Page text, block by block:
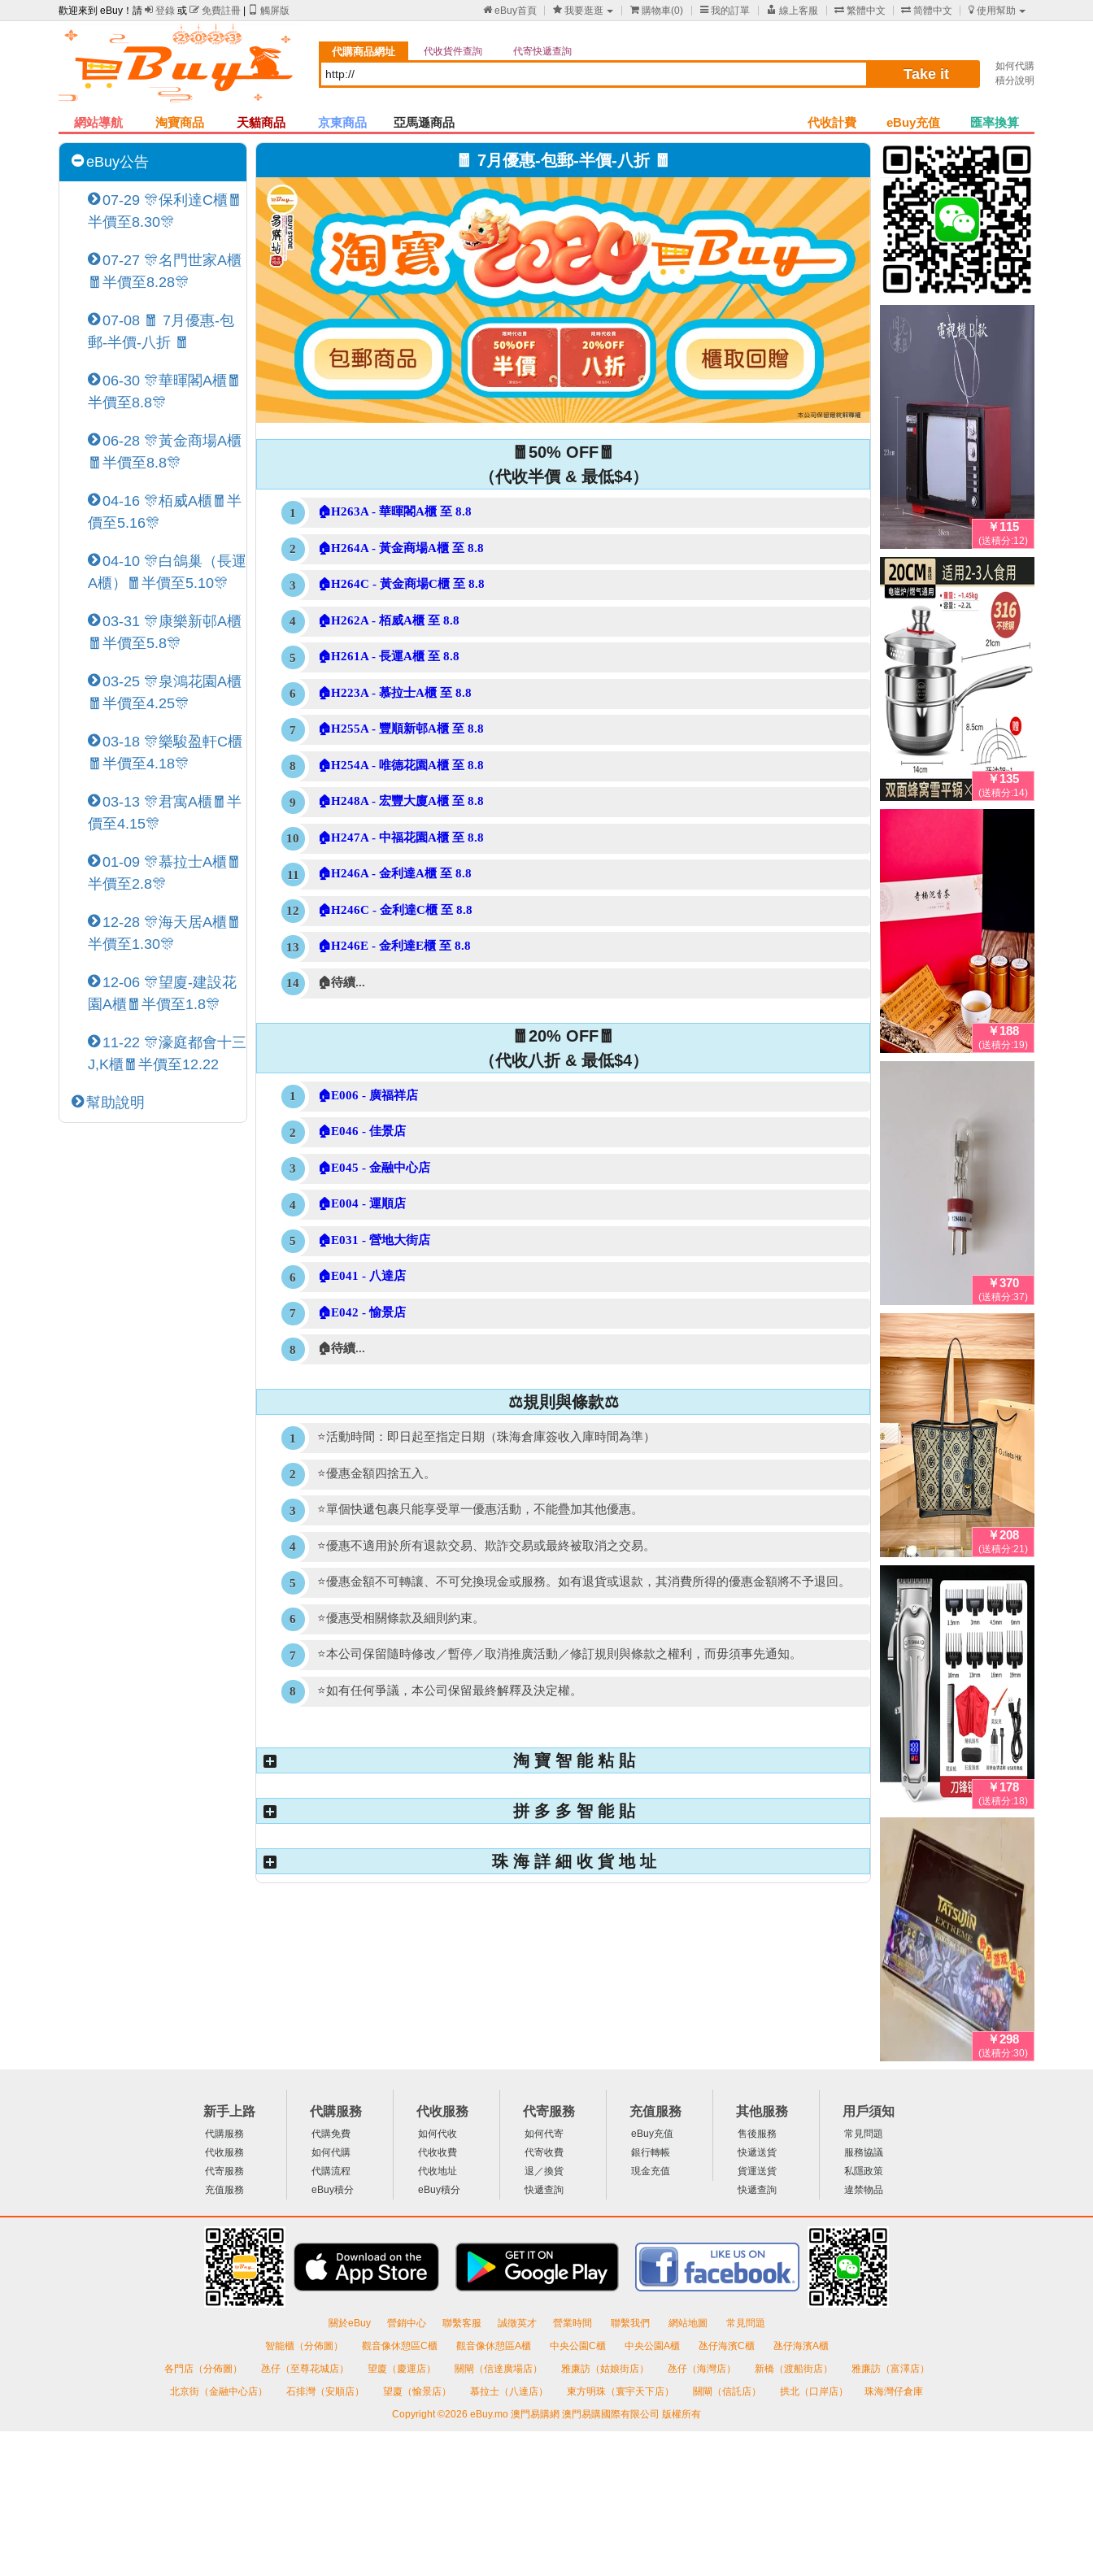
歡迎來到 eBuy！請  登錄 或  免費註冊 觸屏版 eBuy首頁  我要逛逛  購物車(0) 我的訂單  線上客服  繁體中文  简體中文  使用幫助
代購商品網址
Take it
如何代購
積分說明
代收貨件查詢 代寄快遞查詢
網站導航 淘寶商品 天貓商品 京東商品 亞馬遜商品 匯率換算
eBuy充值
代收計費
eBuy公告
07-29 🎊保利達C櫃🧧
半價至8.30🎊
07-27 🎊名門世家A櫃
🧧半價至8.28🎊
07-08 🧧 7月優惠-包
郵-半價-八折 🧧
06-30 🎊華暉閣A櫃🧧
半價至8.8🎊
06-28 🎊黃金商場A櫃
🧧半價至8.8🎊
04-16 🎊栢威A櫃🧧半
價至5.16🎊
04-10 🎊白鴿巢（長運
A櫃）🧧半價至5.10🎊
03-31 🎊康樂新邨A櫃
🧧半價至5.8🎊
03-25 🎊泉鴻花園A櫃
🧧半價至4.25🎊
03-18 🎊樂駿盈軒C櫃
🧧半價至4.18🎊
03-13 🎊君寓A櫃🧧半
價至4.15🎊
01-09 🎊慕拉士A櫃🧧
半價至2.8🎊
12-28 🎊海天居A櫃🧧
半價至1.30🎊
12-06 🎊望廈-建設花
園A櫃🧧半價至1.8🎊
11-22 🎊濠庭都會十三
J,K櫃🧧半價至12.22
幫助說明
🧧 7月優惠-包郵-半價-八折 🧧
🧧50% OFF🧧
（代收半價 & 最低$4）
🏠H263A - 華暉閣A櫃 至 8.8
🏠H264A - 黃金商場A櫃 至 8.8
🏠H264C - 黃金商場C櫃 至 8.8
🏠H262A - 栢威A櫃 至 8.8
🏠H261A - 長運A櫃 至 8.8
🏠H223A - 慕拉士A櫃 至 8.8
🏠H255A - 豐順新邨A櫃 至 8.8
🏠H254A - 唯德花園A櫃 至 8.8
🏠H248A - 宏豐大廈A櫃 至 8.8
🏠H247A - 中福花園A櫃 至 8.8
🏠H246A - 金利達A櫃 至 8.8
🏠H246C - 金利達C櫃 至 8.8
🏠H246E - 金利達E櫃 至 8.8
🏠待續...
🧧20% OFF🧧
（代收八折 & 最低$4）
🏠E006 - 廣福祥店
🏠E046 - 佳景店
🏠E045 - 金融中心店
🏠E004 - 運順店
🏠E031 - 營地大街店
🏠E041 - 八達店
🏠E042 - 愉景店
🏠待續...
⚖️規則與條款⚖️
⭐活動時間：即日起至指定日期（珠海倉庫簽收入庫時間為準）
⭐優惠金額四捨五入。
⭐單個快遞包裹只能享受單一優惠活動，不能疊加其他優惠。
⭐優惠不適用於所有退款交易、欺詐交易或最終被取消之交易。
⭐優惠金額不可轉讓、不可兌換現金或服務。如有退貨或退款，其消費所得的優惠金額將不予退回。
⭐優惠受相關條款及細則約束。
⭐本公司保留隨時修改／暫停／取消推廣活動／修訂規則與條款之權利，而毋須事先通知。
⭐如有任何爭議，本公司保留最終解釋及決定權。
淘 寶 智 能 粘 貼
拼 多 多 智 能 貼
珠 海 詳 細 收 貨 地 址
￥115
(送積分:12)
￥135
(送積分:14)
￥188
(送積分:19)
￥370
(送積分:37)
￥208
(送積分:21)
￥178
(送積分:18)
￥298
(送積分:30)
新手上路
代購服務
代收服務
代寄服務
充值服務
代購服務
代購免費
如何代購
代購流程
eBuy積分
代收服務
如何代收
代收收費
代收地址
eBuy積分
代寄服務
如何代寄
代寄收費
退／換貨
快遞查詢
充值服務
eBuy充值
銀行轉帳
現金充值
其他服務
售後服務
快遞送貨
貨運送貨
快遞查詢
用戶須知
常見問題
服務協議
私隱政策
違禁物品
關於eBuy 營銷中心 聯繫客服 誠徵英才 營業時間 聯繫我們 網站地圖
常見問題
智能櫃（分佈圖）
觀音像休憩區C櫃 觀音像休憩區A櫃 中央公園C櫃 中央公園A櫃 氹仔海濱C櫃
氹仔海濱A櫃
各門店（分佈圖）
氹仔（至尊花城店） 望廈（慶運店） 關閘（信達廣場店） 雅廉訪（姑娘街店） 氹仔（海灣店） 新橋（渡船街店）
雅廉訪（富澤店）
北京街（金融中心店）
石排灣（安順店） 望廈（愉景店） 慕拉士（八達店） 東方明珠（寰宇天下店） 關閘（信託店） 拱北（口岸店）
珠海灣仔倉庫
Copyright ©2026 eBuy.mo 澳門易購網 澳門易購國際有限公司 版權所有